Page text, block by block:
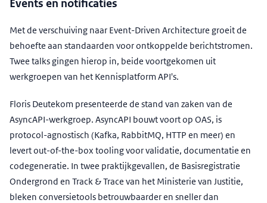
Events en notificaties
Met de verschuiving naar Event-Driven Architecture groeit de
behoefte aan standaarden voor ontkoppelde berichtstromen.
Twee talks gingen hierop in, beide voortgekomen uit
werkgroepen van het Kennisplatform API's.
Floris Deutekom presenteerde de stand van zaken van de
AsyncAPI-werkgroep. AsyncAPI bouwt voort op OAS, is
protocol-agnostisch (Kafka, RabbitMQ, HTTP en meer) en
levert out-of-the-box tooling voor validatie, documentatie en
codegeneratie. In twee praktijkgevallen, de Basisregistratie
Ondergrond en Track & Trace van het Ministerie van Justitie,
bleken conversietools betrouwbaarder en sneller dan